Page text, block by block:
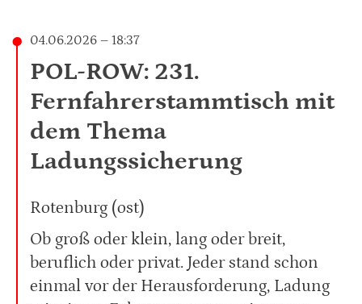
04.06.2026 – 18:37
POL-ROW: 231.
Fernfahrerstammtisch mit
dem Thema
Ladungssicherung
Rotenburg (ost)
Ob groß oder klein, lang oder breit,
beruflich oder privat. Jeder stand schon
einmal vor der Herausforderung, Ladung